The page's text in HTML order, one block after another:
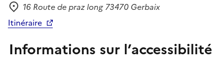
Adresse
16 Route de praz long 73470 Gerbaix
Itinéraire
Informations sur l’accessibilité